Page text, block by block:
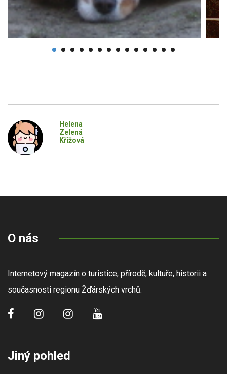
Helena
Zelená
Křížová
O nás
Internetový magazín o turistice, přírodě, kultuře, historii a
současnosti regionu Žďárských vrchů.
Jiný pohled